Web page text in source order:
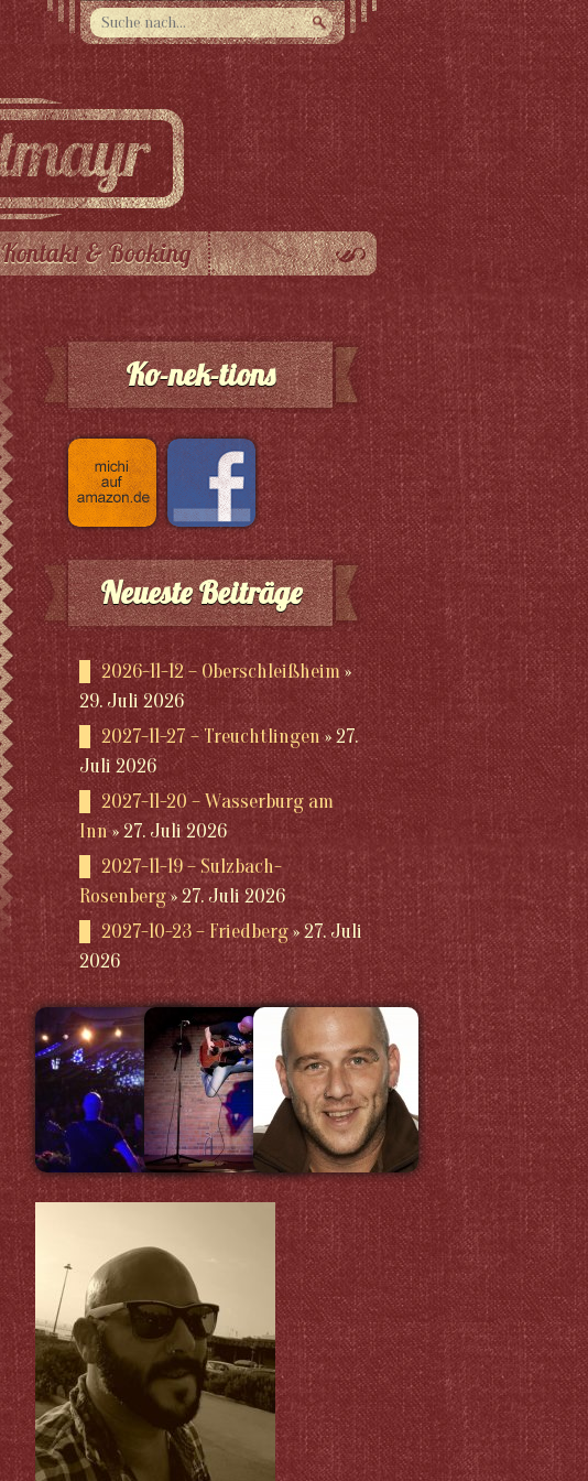
Kontakt & Booking
Ko-nek-tions
Neueste Beiträge
2026-11-12 – Oberschleißheim
29. Juli 2026
2027-11-27 – Treuchtlingen
27.
Juli 2026
2027-11-20 – Wasserburg am
Inn
27. Juli 2026
2027-11-19 – Sulzbach-
Rosenberg
27. Juli 2026
2027-10-23 – Friedberg
27. Juli
2026